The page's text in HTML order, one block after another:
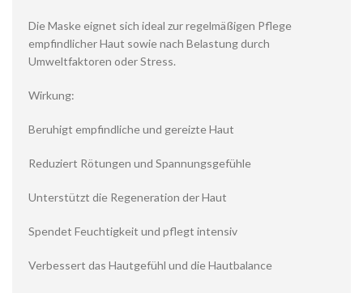
Die Maske eignet sich ideal zur regelmäßigen Pflege
empfindlicher Haut sowie nach Belastung durch
Umweltfaktoren oder Stress.
Wirkung:
Beruhigt empfindliche und gereizte Haut
Reduziert Rötungen und Spannungsgefühle
Unterstützt die Regeneration der Haut
Spendet Feuchtigkeit und pflegt intensiv
Verbessert das Hautgefühl und die Hautbalance